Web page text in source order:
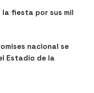
la fiesta por sus mil
nacional se
Estadio de la